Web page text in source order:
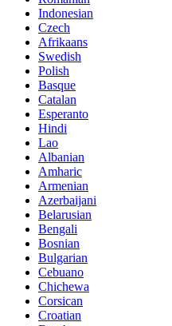
Indonesian
Czech
Afrikaans
Swedish
Polish
Basque
Catalan
Esperanto
Hindi
Lao
Albanian
Amharic
Armenian
Azerbaijani
Belarusian
Bengali
Bosnian
Bulgarian
Cebuano
Chichewa
Corsican
Croatian